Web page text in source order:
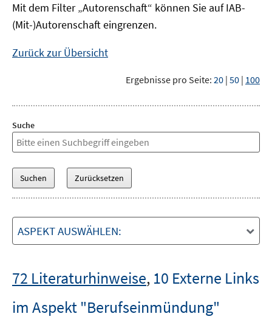
Mit dem Filter „Autorenschaft“ können Sie auf IAB-
(Mit-)Autorenschaft eingrenzen.
Zurück zur Übersicht
Ergebnisse pro Seite: 20 | 50 | 100
Suche
ASPEKT AUSWÄHLEN:
72 Literaturhinweise, 10 Externe Links
im Aspekt "Berufseinmündung"